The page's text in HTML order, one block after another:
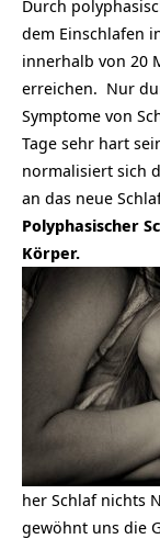
Durch
dem Einschlafen
innerhalb von 20
erreichen. Nur
Symptome von
Tage sehr hart
normalisiert sich
an das neue
Polyphasischer
Körper.
her Schlaf nichts
gewöhnt uns die